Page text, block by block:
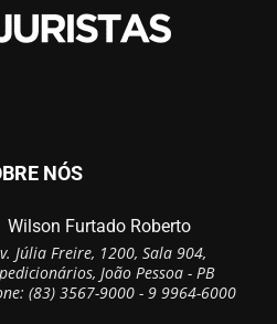
NÓS
Wilson Furtado Roberto
Júlia Freire, 1200, Sala 904,
João Pessoa - PB
(83) 3567-9000 - 9 9964-6000